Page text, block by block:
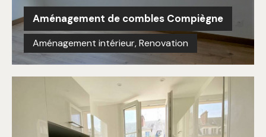
Aménagement de combles Compiègne
Aménagement intérieur,Renovation